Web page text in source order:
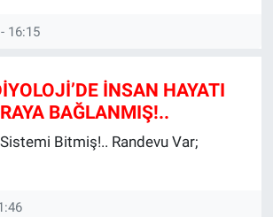
16:15
İNSAN HAYATI
BAĞLANMIŞ!..
Sistemi Bitmiş!.. Randevu Var;